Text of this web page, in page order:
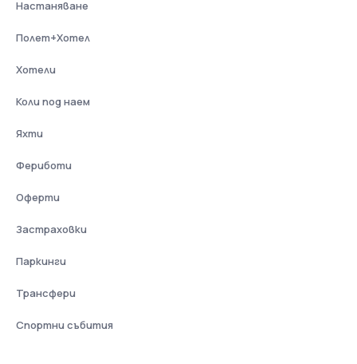
Настаняване
Полет+Хотел
Хотели
Коли под наем
Яхти
Фериботи
Оферти
Застраховки
Паркинги
Трансфери
Спортни събития